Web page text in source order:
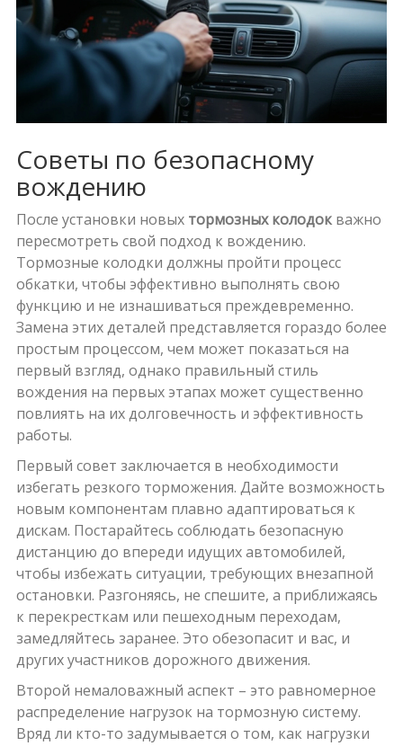
Советы по безопасному
вождению
После установки новых тормозных колодокважно
пересмотреть свой подход к вождению.
Тормозные колодки должны пройти процесс
обкатки, чтобы эффективно выполнять свою
функцию и не изнашиваться преждевременно.
Замена этих деталей представляется гораздо более
простым процессом, чем может показаться на
первый взгляд, однако правильный стиль
вождения на первых этапах может существенно
повлиять на их долговечность и эффективность
работы.
Первый совет заключается в необходимости
избегать резкого торможения. Дайте возможность
новым компонентам плавно адаптироваться к
дискам. Постарайтесь соблюдать безопасную
дистанцию до впереди идущих автомобилей,
чтобы избежать ситуации, требующих внезапной
остановки. Разгоняясь, не спешите, а приближаясь
к перекресткам или пешеходным переходам,
замедляйтесь заранее. Это обезопасит и вас, и
других участников дорожного движения.
Второй немаловажный аспект – это равномерное
распределение нагрузок на тормозную систему.
Вряд ли кто-то задумывается о том, как нагрузки